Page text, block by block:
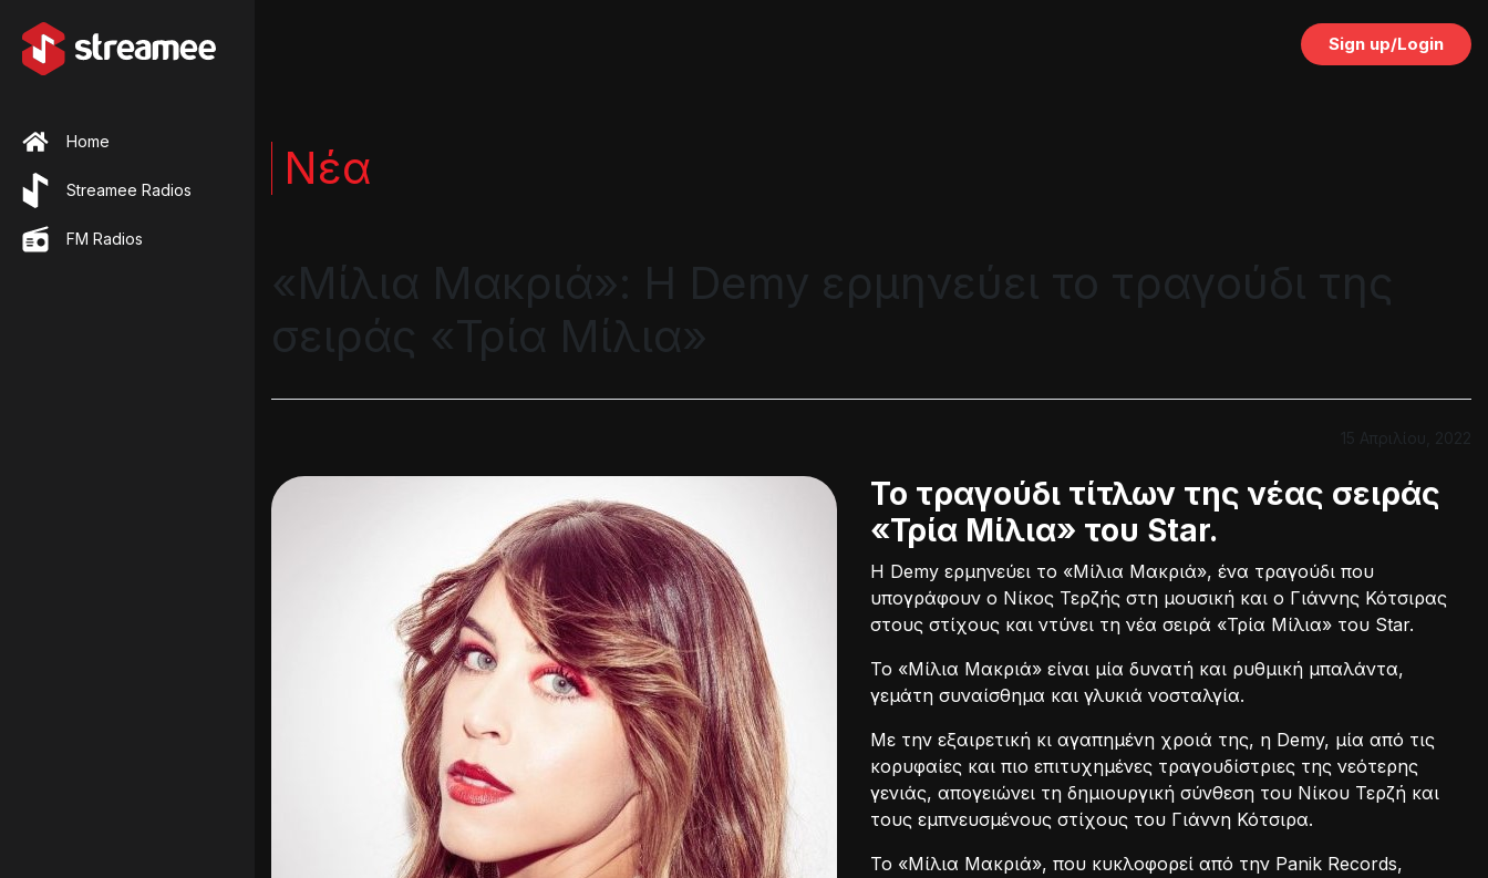
Home
Streamee Radios
FM Radios
Sign up/Login
Νέα
«Μίλια Μακριά»: Η Demy ερμηνεύει το τραγούδι της
σειράς «Τρία Μίλια»
15 Απριλίου, 2022
Το τραγούδι τίτλων της νέας σειράς
«Τρία Μίλια» του Star.
Η Demy ερμηνεύει το «Μίλια Μακριά», ένα τραγούδι που
υπογράφουν ο Νίκος Τερζής στη μουσική και ο Γιάννης Κότσιρας
στους στίχους και ντύνει τη νέα σειρά «Τρία Μίλια» του Star.
Το «Μίλια Μακριά» είναι μία δυνατή και ρυθμική μπαλάντα,
γεμάτη συναίσθημα και γλυκιά νοσταλγία.
Με την εξαιρετική κι αγαπημένη χροιά της, η Demy, μία από τις
κορυφαίες και πιο επιτυχημένες τραγουδίστριες της νεότερης
γενιάς, απογειώνει τη δημιουργική σύνθεση του Νίκου Τερζή και
τους εμπνευσμένους στίχους του Γιάννη Κότσιρα.
Το «Μίλια Μακριά», που κυκλοφορεί από την Panik Records,